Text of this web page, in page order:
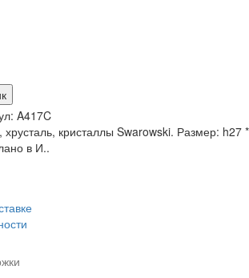
A417C
кристаллы Swarowski. Размер: h27 *
в И..